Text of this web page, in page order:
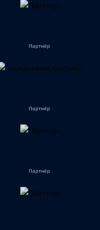
Партнёр
Партнёр
Партнёр